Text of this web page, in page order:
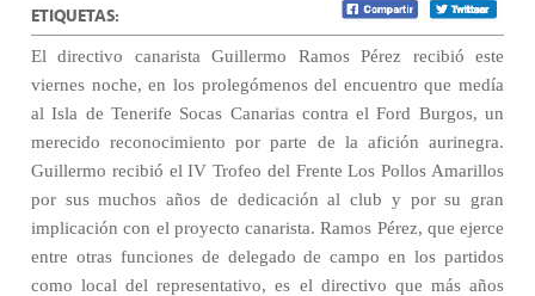
ETIQUETAS:
El directivo canarista Guillermo Ramos Pérez recibió este
viernes noche, en los prolegómenos del encuentro que medía
al Isla de Tenerife Socas Canarias contra el Ford Burgos, un
merecido reconocimiento por parte de la afición aurinegra.
Guillermo recibió el IV Trofeo del Frente Los Pollos Amarillos
por sus muchos años de dedicación al club y por su gran
implicación con el proyecto canarista. Ramos Pérez, que ejerce
entre otras funciones de delegado de campo en los partidos
como local del representativo, es el directivo que más años